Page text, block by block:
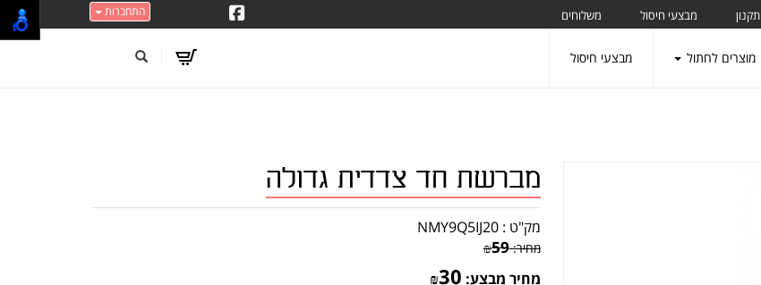
התחברות תקנון מבצעי חיסול משלוחים
מוצרים לחתול מבצעי חיסול
מברשת חד צדדית גדולה
מק"ט :NMY9Q5IJ20
מחיר: ₪59
מחיר מבצע: ₪30